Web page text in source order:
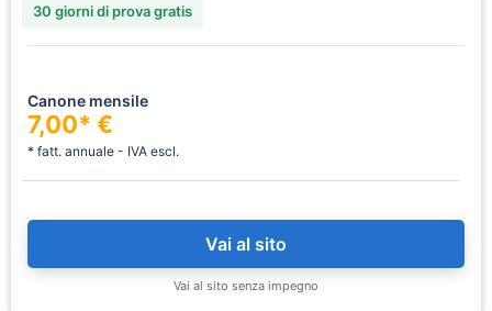
30 giorni di prova gratis
Canone mensile
7,00* €
* fatt. annuale - IVA escl.
Vai al sito
Vai al sito senza impegno